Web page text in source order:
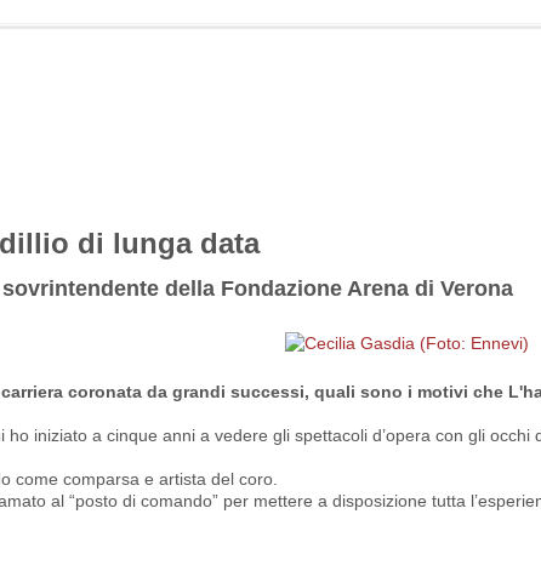
di lunga data
della Fondazione Arena di Verona
coronata da grandi successi, quali sono i motivi che
iniziato a cinque anni a vedere gli spettacoli d’opera con gli occhi
come comparsa e artista del coro.
al “posto di comando” per mettere a disposizione tutta